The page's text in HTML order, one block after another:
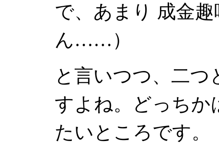
で、あまり 成金
ん……）
と言いつつ、二
すよね。どっちか
たいところです。